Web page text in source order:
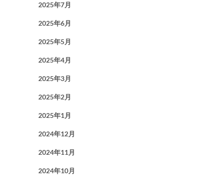
2025年7月
2025年6月
2025年5月
2025年4月
2025年3月
2025年2月
2025年1月
2024年12月
2024年11月
2024年10月